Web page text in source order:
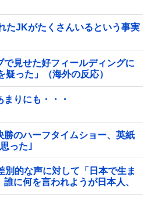
たJKがたくさんいるという事実
見せた好フィールディングに
った」（海外の反応）
りにも・・・
勝のハーフタイムショー、英紙
った｣
別的な声に対して「日本で生ま
に何を言われようが日本人、
る」